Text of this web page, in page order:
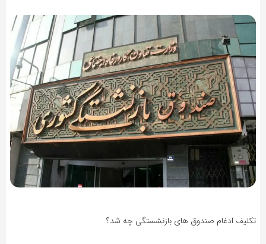
تکلیف ادغام صندوق های بازنشستگی چه شد؟